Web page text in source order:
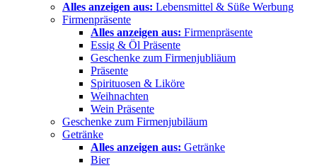
Alles anzeigen aus: Lebensmittel & Süße Werbung
Firmenpräsente
Alles anzeigen aus: Firmenpräsente
Essig & Öl Präsente
Geschenke zum Firmenjubliäum
Präsente
Spirituosen & Liköre
Weihnachten
Wein Präsente
Geschenke zum Firmenjubiläum
Getränke
Alles anzeigen aus: Getränke
Bier